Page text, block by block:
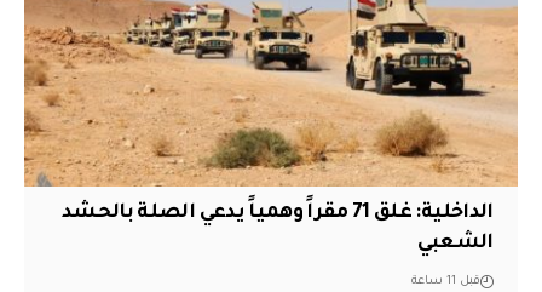
الداخلية: غلق 71 مقراً وهمياً يدعي الصلة بالحشد
الشعبي
قبل 11 ساعة